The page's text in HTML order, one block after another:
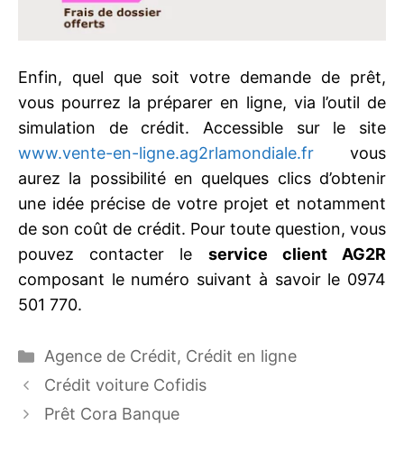
Enfin, quel que soit votre demande de prêt,
vous pourrez la préparer en ligne, via l’outil de
simulation de crédit. Accessible sur le site
www.vente-en-ligne.ag2rlamondiale.fr vous
aurez la possibilité en quelques clics d’obtenir
une idée précise de votre projet et notamment
de son coût de crédit. Pour toute question, vous
pouvez contacter le service client AG2R
composant le numéro suivant à savoir le 0974
501 770.
Catégories
Agence de Crédit, Crédit en ligne
Crédit voiture Cofidis
Prêt Cora Banque